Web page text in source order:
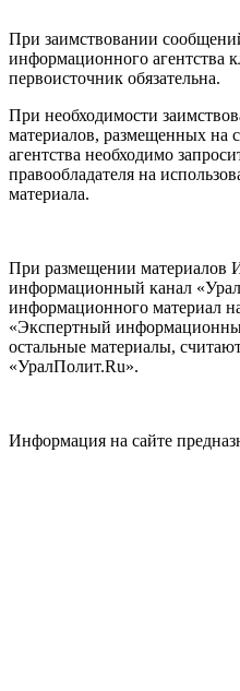
При заимствовании
информационного агентства
первоисточник обязательна.
При необходимости
материалов, размещенных на
агентства необходимо
правообладателя на
материала.
При размещении материалов
информационный канал
информационного материал
«Экспертный
остальные материалы,
«УралПолит.Ru».
Информация на сайте